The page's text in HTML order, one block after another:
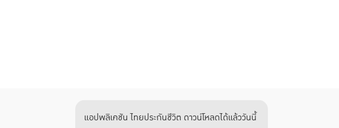
แอปพลิเคชัน ไทยประกันชีวิต ดาวน์โหลดได้แล้ววันนี้